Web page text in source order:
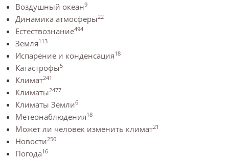
Воздушный океан9
Динамика атмосферы22
Естествознание494
Земля113
Испарение и конденсация18
Катастрофы5
Климат241
Климаты2477
Климаты Земли6
Метеонаблюдения18
Может ли человек изменить климат21
Новости250
Погода16